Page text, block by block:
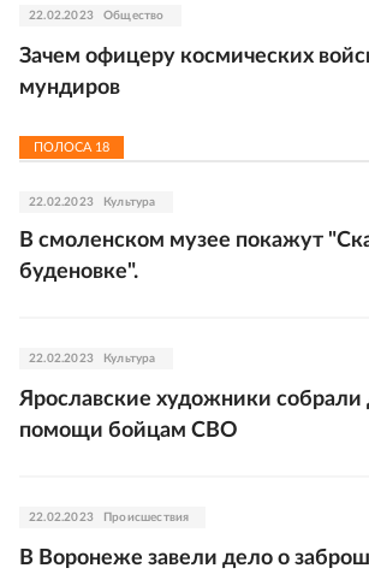
22.02.2023 Общество
Зачем офицеру космических
мундиров
ПОЛОСА 18
22.02.2023 Культура
В смоленском музее покажут
буденовке".
22.02.2023 Культура
Ярославские художники собрали
помощи бойцам СВО
22.02.2023 Происшествия
В Воронеже завели дело о